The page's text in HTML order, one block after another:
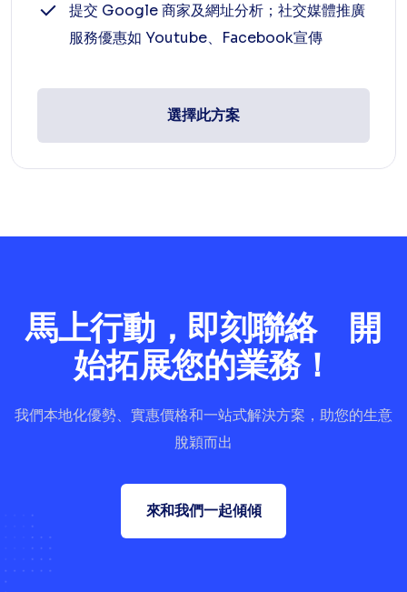
提交 Google 商家及網址分析；社交媒體推廣
服務優惠如 Youtube、Facebook宣傳
選擇此方案
馬上行動，即刻聯絡 開
始拓展您的業務！
我們本地化優勢、實惠價格和一站式解決方案，助您的生意
脫穎而出
來和我們一起傾傾